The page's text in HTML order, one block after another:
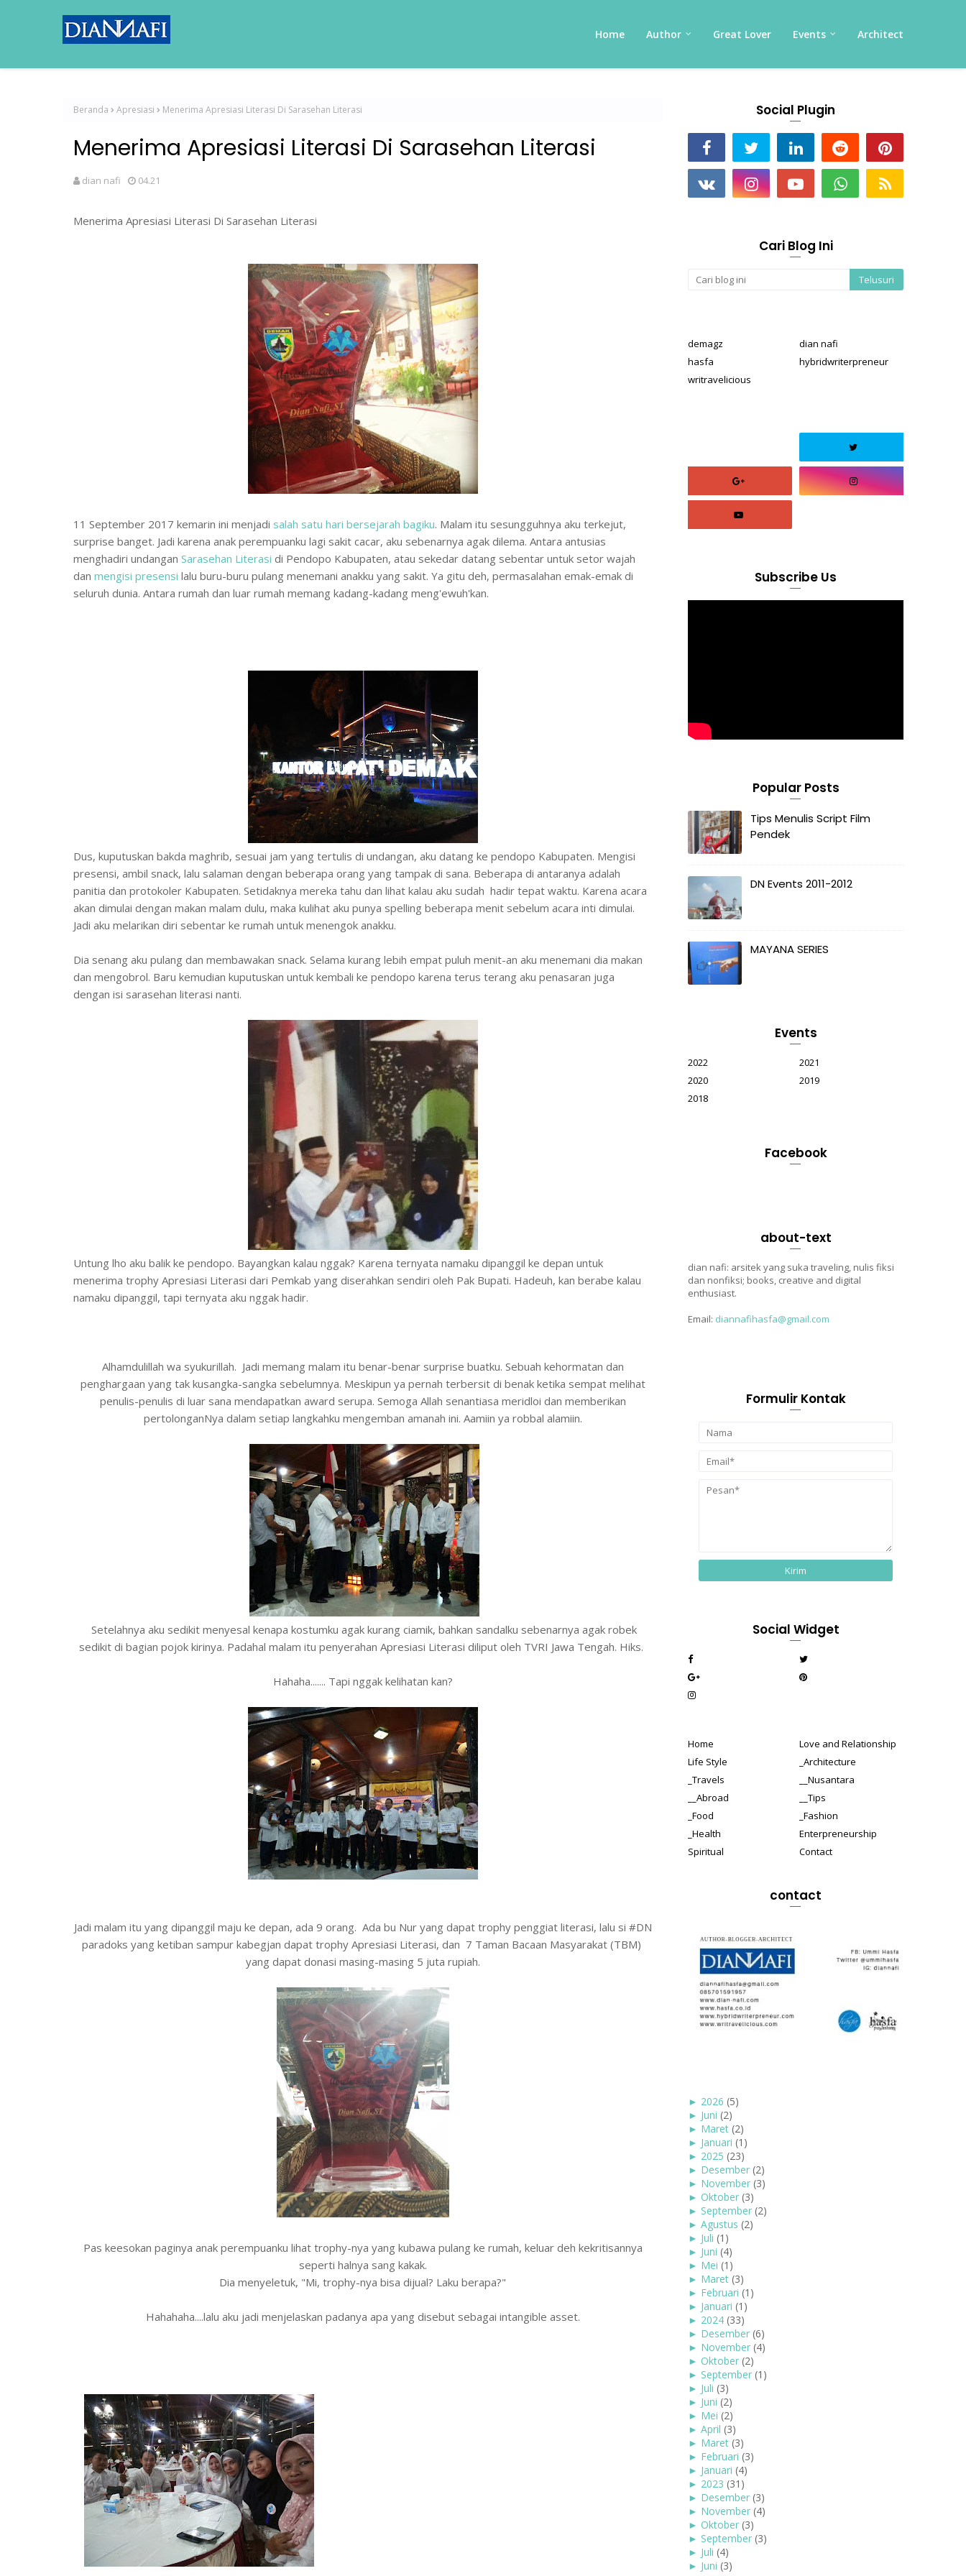
Home Author Great Lover Events Architect
Beranda Apresiasi Menerima Apresiasi Literasi Di Sarasehan Literasi
Menerima Apresiasi Literasi Di Sarasehan Literasi
dian nafi 04.21
Menerima Apresiasi Literasi Di Sarasehan Literasi
11 September 2017 kemarin ini menjadi salah satu hari bersejarah bagiku. Malam itu sesungguhnya aku terkejut,
surprise banget. Jadi karena anak perempuanku lagi sakit cacar, aku sebenarnya agak dilema. Antara antusias
menghadiri undangan Sarasehan Literasi di Pendopo Kabupaten, atau sekedar datang sebentar untuk setor wajah
dan mengisi presensi lalu buru-buru pulang menemani anakku yang sakit. Ya gitu deh, permasalahan emak-emak di
seluruh dunia. Antara rumah dan luar rumah memang kadang-kadang meng'ewuh'kan.
Dus, kuputuskan bakda maghrib, sesuai jam yang tertulis di undangan, aku datang ke pendopo Kabupaten. Mengisi
presensi, ambil snack, lalu salaman dengan beberapa orang yang tampak di sana. Beberapa di antaranya adalah
panitia dan protokoler Kabupaten. Setidaknya mereka tahu dan lihat kalau aku sudah hadir tepat waktu. Karena acara
akan dimulai dengan makan malam dulu, maka kulihat aku punya spelling beberapa menit sebelum acara inti dimulai.
Jadi aku melarikan diri sebentar ke rumah untuk menengok anakku.
Dia senang aku pulang dan membawakan snack. Selama kurang lebih empat puluh menit-an aku menemani dia makan
dan mengobrol. Baru kemudian kuputuskan untuk kembali ke pendopo karena terus terang aku penasaran juga
dengan isi sarasehan literasi nanti.
Untung lho aku balik ke pendopo. Bayangkan kalau nggak? Karena ternyata namaku dipanggil ke depan untuk
menerima trophy Apresiasi Literasi dari Pemkab yang diserahkan sendiri oleh Pak Bupati. Hadeuh, kan berabe kalau
namaku dipanggil, tapi ternyata aku nggak hadir.
Alhamdulillah wa syukurillah. Jadi memang malam itu benar-benar surprise buatku. Sebuah kehormatan dan
penghargaan yang tak kusangka-sangka sebelumnya. Meskipun ya pernah terbersit di benak ketika sempat melihat
penulis-penulis di luar sana mendapatkan award serupa. Semoga Allah senantiasa meridloi dan memberikan
pertolonganNya dalam setiap langkahku mengemban amanah ini. Aamiin ya robbal alamiin.
Setelahnya aku sedikit menyesal kenapa kostumku agak kurang ciamik, bahkan sandalku sebenarnya agak robek
sedikit di bagian pojok kirinya. Padahal malam itu penyerahan Apresiasi Literasi diliput oleh TVRI Jawa Tengah. Hiks.
Hahaha....... Tapi nggak kelihatan kan?
Jadi malam itu yang dipanggil maju ke depan, ada 9 orang. Ada bu Nur yang dapat trophy penggiat literasi, lalu si #DN
paradoks yang ketiban sampur kabegjan dapat trophy Apresiasi Literasi, dan 7 Taman Bacaan Masyarakat (TBM)
yang dapat donasi masing-masing 5 juta rupiah.
Pas keesokan paginya anak perempuanku lihat trophy-nya yang kubawa pulang ke rumah, keluar deh kekritisannya
seperti halnya sang kakak.
Dia menyeletuk, "Mi, trophy-nya bisa dijual? Laku berapa?"
Hahahaha....lalu aku jadi menjelaskan padanya apa yang disebut sebagai intangible asset.
Social Plugin
Cari Blog Ini
demagz
dian nafi
hasfa
hybridwriterpreneur
writravelicious
Subscribe Us
Popular Posts
Tips Menulis Script Film
Pendek
DN Events 2011-2012
MAYANA SERIES
Events
2022
2021
2020
2019
2018
Facebook
about-text
dian nafi: arsitek yang suka traveling, nulis fiksi
dan nonfiksi; books, creative and digital
enthusiast.
Email: diannafihasfa@gmail.com
Formulir Kontak
Social Widget
Home
Love and Relationship
Life Style
_Architecture
_Travels
__Nusantara
__Abroad
__Tips
_Food
_Fashion
_Health
Enterpreneurship
Spiritual
Contact
contact
► 2026 (5)
► Juni (2)
► Maret (2)
► Januari (1)
► 2025 (23)
► Desember (2)
► November (3)
► Oktober (3)
► September (2)
► Agustus (2)
► Juli (1)
► Juni (4)
► Mei (1)
► Maret (3)
► Februari (1)
► Januari (1)
► 2024 (33)
► Desember (6)
► November (4)
► Oktober (2)
► September (1)
► Juli (3)
► Juni (2)
► Mei (2)
► April (3)
► Maret (3)
► Februari (3)
► Januari (4)
► 2023 (31)
► Desember (3)
► November (4)
► Oktober (3)
► September (3)
► Juli (4)
► Juni (3)